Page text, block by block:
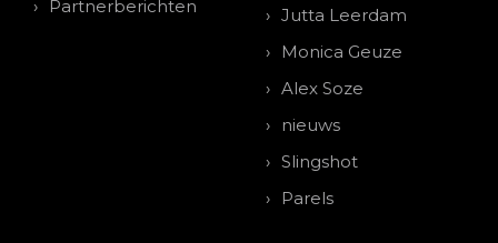
Partnerberichten
Jutta Leerdam
Monica Geuze
Alex Soze
nieuws
Slingshot
Parels